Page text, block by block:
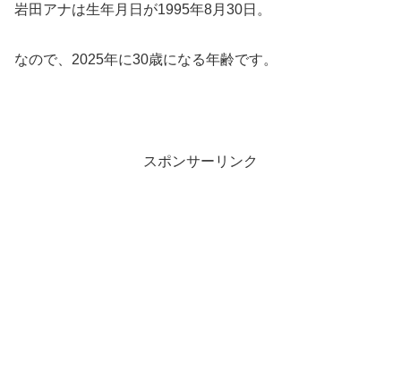
岩田アナは生年月日が1995年8月30日。
なので、2025年に30歳になる年齢です。
スポンサーリンク